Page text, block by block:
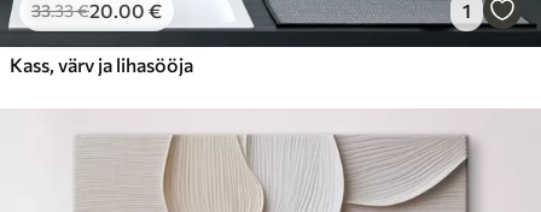
33.33€20.00 € 1
Kass, värv ja lihasööja